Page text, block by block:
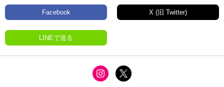
Facebook X (旧 Twitter)
LINEで送る